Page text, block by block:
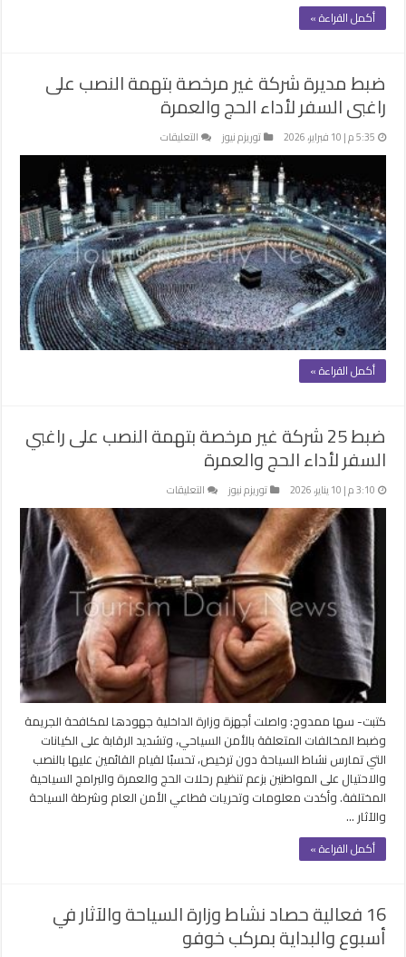
أكمل القراءة »
ضبط مديرة شركة غير مرخصة بتهمة النصب على
راغبى السفر لأداء الحج والعمرة
5:35 م | 10 فبراير، 2026 توريزم نيوز التعليقات
ضبط
مديرة
شركة
غير
مرخصة
بتهمة
النصب
على
راغبى
السفر
لأداء
الحج
أكمل القراءة »
ضبط 25 شركة غير مرخصة بتهمة النصب على راغبي
السفر لأداء الحج والعمرة
3:10 م | 10 يناير، 2026 توريزم نيوز التعليقات
ضبط
شركة
مرخصة
بتهمة
النصب
على
راغبي
السفر
لأداء
الحج
والعمرة
مغلقة
كتبت- سها ممدوح: واصلت أجهزة وزارة الداخلية جهودها لمكافحة الجريمة
وضبط المخالفات المتعلقة بالأمن السياحي، وتشديد الرقابة على الكيانات
التي تمارس نشاط السياحة دون ترخيص، تحسبًا لقيام القائمين عليها بالنصب
والاحتيال على المواطنين بزعم تنظيم رحلات الحج والعمرة والبرامج السياحية
المختلفة. وأكدت معلومات وتحريات قطاعي الأمن العام وشرطة السياحة
والآثار …
أكمل القراءة »
16 فعالية حصاد نشاط وزارة السياحة والآثار في
أسبوع والبداية بمركب خوفو